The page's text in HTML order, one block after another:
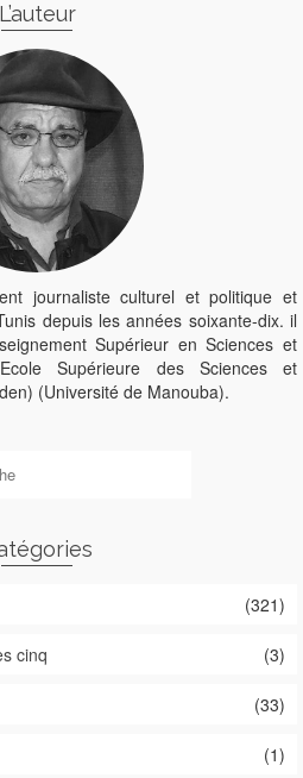
L’auteur
journaliste culturel et politique et
depuis les années soixante-dix. il
Supérieur en Sciences et
Supérieure des Sciences et
(Université de Manouba).
(321)
cinq (3)
(33)
(1)